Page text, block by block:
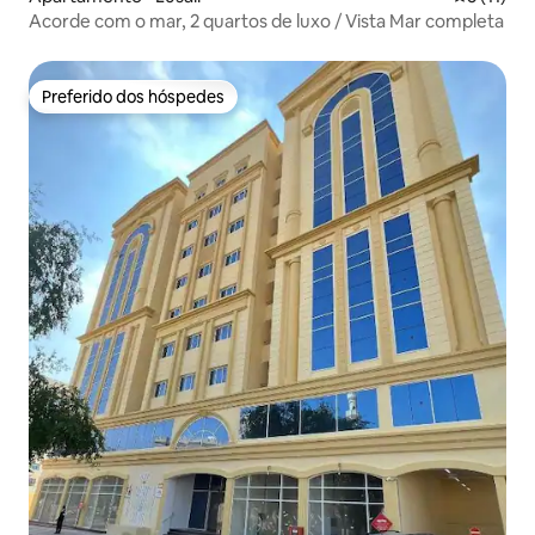
Acorde com o mar, 2 quartos de luxo / Vista Mar completa
Preferido dos hóspedes
Preferido dos hóspedes